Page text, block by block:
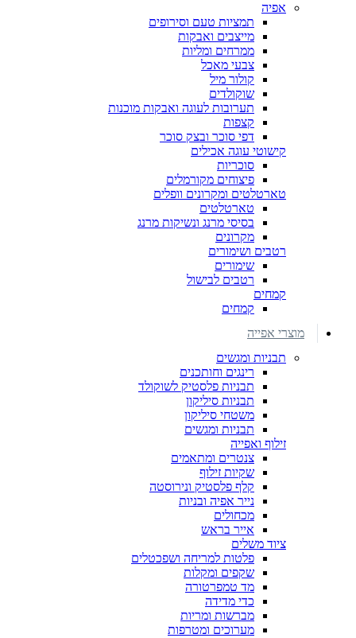
אפיה
תמציות טעם וסירופים
מייצבים ואבקות
ממרחים ומליות
צבעי מאכל
קולור מיל
שוקולדים
תערובות לעוגה ואבקות מוכנות
קצפות
דפי סוכר ובצק סוכר
קישוטי עוגה אכילים
סוכריות
פיצוחים מקורמלים
טארטלטים ומקרונים וופלים
טארטלטים
בסיסי מרנג ונשיקות מרנג
מקרונים
רטבים ושימורים
שימורים
רטבים לבישול
קמחים
קמחים
מוצרי אפייה
תבניות ומגשים
רינגים וחותכנים
תבניות פלסטיק לשוקולד
תבניות סיליקון
משטחי סיליקון
תבניות ומגשים
זילוף ואפייה
צנטרים ומתאמים
שקיות זילוף
קלף פלסטיק ונירוסטה
נייר אפיה ובניות
מכחולים
אייר בראש
ציוד משלים
פלטות למריחה ושפכטלים
שקפים ומקלות
מד טמפרטורה
כדי מדידה
מברשות ומריות
מערוכים ומטרפות